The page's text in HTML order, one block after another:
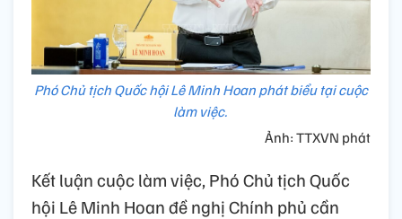
Phó Chủ tịch Quốc hội Lê Minh Hoan phát biểu tại cuộc
làm việc.
Ảnh: TTXVN phát
Kết luận cuộc làm việc, Phó Chủ tịch Quốc
hội Lê Minh Hoan đề nghị Chính phủ cần